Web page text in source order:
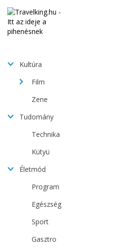
Kultúra
Film
Zene
Tudomány
Technika
Kütyü
Életmód
Program
Egészség
Sport
Gasztro